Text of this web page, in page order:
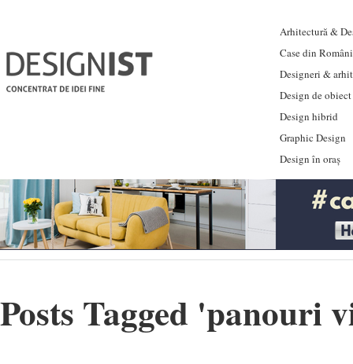
Arhitectură &
Case din
Designeri &
Design de obiect
Design hibrid
Graphic Design
Design în oraș
Posts Tagged 'panouri